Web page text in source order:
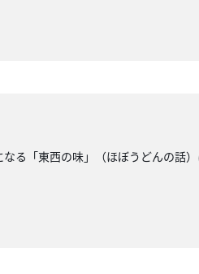
る「東西の味」（ほぼうどんの話